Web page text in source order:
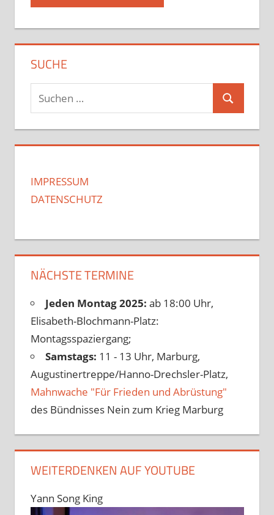
SUCHE
Suchen
nach:
Suchen
IMPRESSUM
DATENSCHUTZ
NÄCHSTE TERMINE
Jeden Montag 2025: ab 18:00 Uhr,
Elisabeth-Blochmann-Platz:
Montagsspaziergang;
Samstags: 11 - 13 Uhr, Marburg,
Augustinertreppe/Hanno-Drechsler-Platz,
Mahnwache "Für Frieden und Abrüstung"
des Bündnisses Nein zum Krieg Marburg
WEITERDENKEN AUF YOUTUBE
Yann Song King